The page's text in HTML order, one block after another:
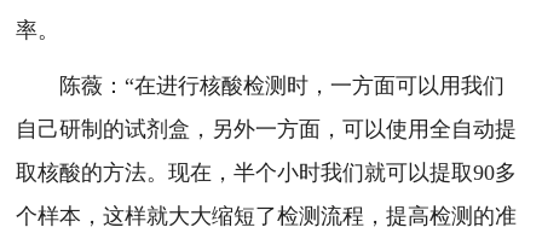
率。
陈薇：“在进行核酸检测时，一方面可以用我们
自己研制的试剂盒，另外一方面，可以使用全自动提
取核酸的方法。现在，半个小时我们就可以提取90多
个样本，这样就大大缩短了检测流程，提高检测的准